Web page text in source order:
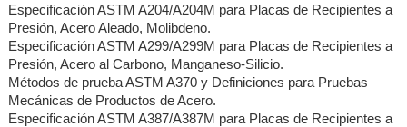
Especificación ASTM A204/A204M para Placas de Recipientes a
Presión, Acero Aleado, Molibdeno.
Especificación ASTM A299/A299M para Placas de Recipientes a
Presión, Acero al Carbono, Manganeso-Silicio.
Métodos de prueba ASTM A370 y Definiciones para Pruebas
Mecánicas de Productos de Acero.
Especificación ASTM A387/A387M para Placas de Recipientes a